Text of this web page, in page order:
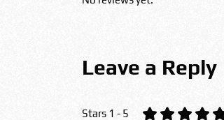
Leave a Reply
Stars 1 - 5